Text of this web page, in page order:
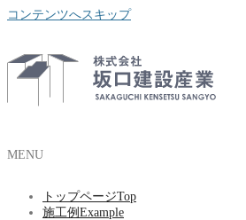
コンテンツへスキップ
MENU
トップページTop
施工例 Example